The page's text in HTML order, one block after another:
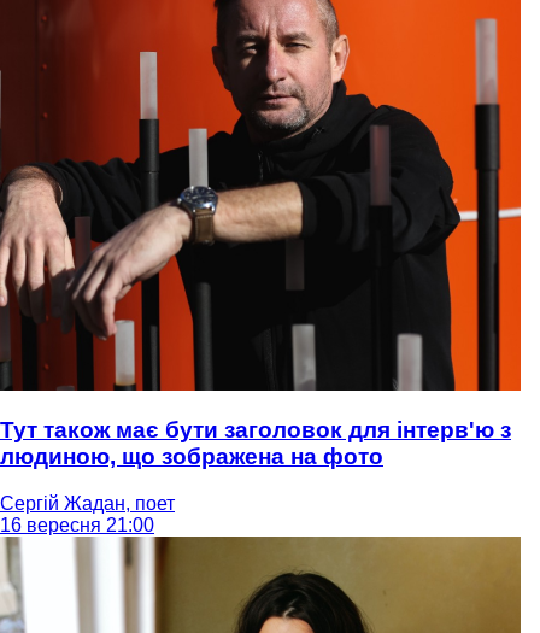
Тут також має бути заголовок для інтерв'ю з
людиною, що зображена на фото
Сергій Жадан, поет
16 вересня 21:00